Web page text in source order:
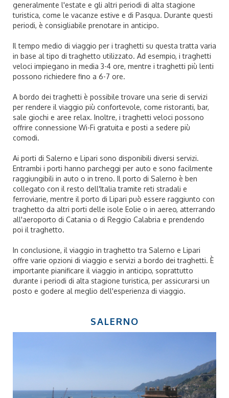
generalmente l'estate e gli altri periodi di alta stagione
turistica, come le vacanze estive e di Pasqua. Durante questi
periodi, è consigliabile prenotare in anticipo.
Il tempo medio di viaggio per i traghetti su questa tratta varia
in base al tipo di traghetto utilizzato. Ad esempio, i traghetti
veloci impiegano in media 3-4 ore, mentre i traghetti più lenti
possono richiedere fino a 6-7 ore.
A bordo dei traghetti è possibile trovare una serie di servizi
per rendere il viaggio più confortevole, come ristoranti, bar,
sale giochi e aree relax. Inoltre, i traghetti veloci possono
offrire connessione Wi-Fi gratuita e posti a sedere più
comodi.
Ai porti di Salerno e Lipari sono disponibili diversi servizi.
Entrambi i porti hanno parcheggi per auto e sono facilmente
raggiungibili in auto o in treno. Il porto di Salerno è ben
collegato con il resto dell'Italia tramite reti stradali e
ferroviarie, mentre il porto di Lipari può essere raggiunto con
traghetto da altri porti delle isole Eolie o in aereo, atterrando
all'aeroporto di Catania o di Reggio Calabria e prendendo
poi il traghetto.
In conclusione, il viaggio in traghetto tra Salerno e Lipari
offre varie opzioni di viaggio e servizi a bordo dei traghetti. È
importante pianificare il viaggio in anticipo, soprattutto
durante i periodi di alta stagione turistica, per assicurarsi un
posto e godere al meglio dell'esperienza di viaggio.
SALERNO